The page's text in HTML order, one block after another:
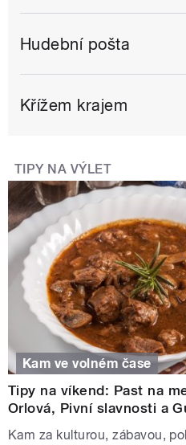
Hudební pošta
Křížem krajem
TIPY NA VÝLET
Kam ve volném čase
Tipy na víkend: Past na
Orlová, Pivní slavnosti a
Kam za kulturou, zábavou,